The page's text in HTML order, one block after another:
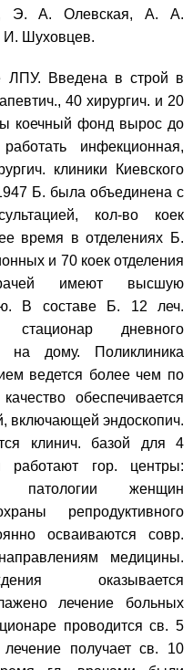
Э. А. Олевская, А. А.
Шуховцев.
ЛПУ. Введена в строй в
40 хирургич. и 20
коечный фонд вырос до
инфекционная,
клиники Киевского
Б. была объединена с
кол-во коек
время в отделениях Б.
и 70 коек отделения
имеют высшую
В составе Б. 12 леч.
стационар дневного
на дому. Поликлиника
ведется более чем по
обеспечивается
включающей эндоскопич.
клинич. базой для 4
гор. центры:
патологии женщин
репродуктивного
осваиваются совр.
медицины.
оказывается
лечение больных
проводится св. 5
получает св. 10